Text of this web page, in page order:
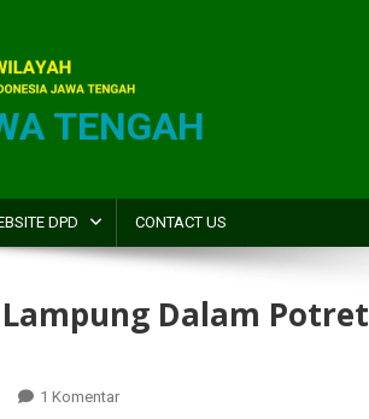
TENGAH
DPD CONTACT US
Dalam Potret
1 Komentar